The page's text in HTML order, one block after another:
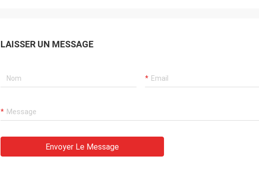
LAISSER UN MESSAGE
Envoyer Le Message